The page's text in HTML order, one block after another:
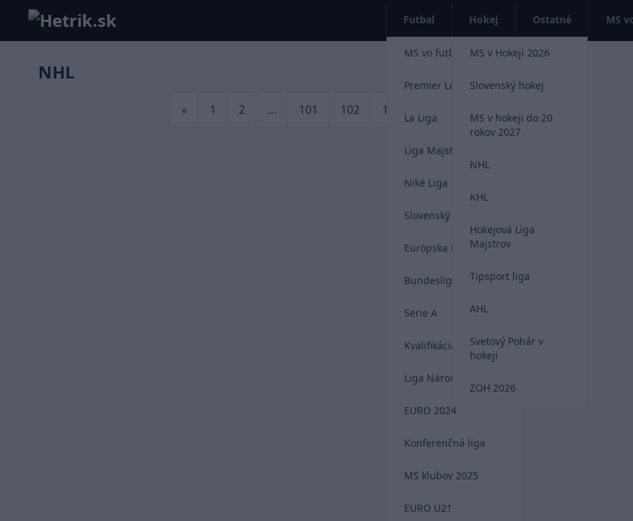
Futbal
MS vo futbale 2026
Premier League
La Liga
Liga Majstrov
Niké Liga
Slovenský futbal
Európska Liga
Bundesliga
Serie A
Kvalifikácia MS 2026
Liga Národov
EURO 2024
Konferenčná liga
MS klubov 2025
EURO U21
Hokej
MS v Hokeji 2026
Slovenský hokej
MS v hokeji do 20
rokov 2027
NHL
KHL
Hokejová Liga
Majstrov
Tipsport liga
AHL
Svetový Pohár v
hokeji
ZOH 2026
Ostatné MS
NHL
« 1 2 ... 101 102 103